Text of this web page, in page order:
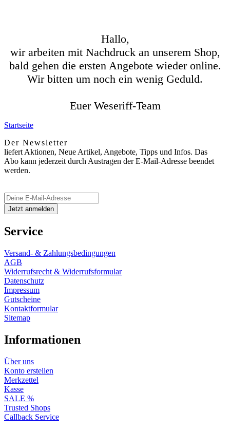
Hallo,
wir arbeiten mit Nachdruck an unserem Shop,
bald gehen die ersten Angebote wieder online.
Wir bitten um noch ein wenig Geduld.
Euer Weseriff-Team
Startseite
Der Newsletter
liefert Aktionen, Neue Artikel, Angebote, Tipps und Infos. Das
Abo kann jederzeit durch Austragen der E-Mail-Adresse beendet
werden.
Service
Versand- & Zahlungsbedingungen
AGB
Widerrufsrecht & Widerrufsformular
Datenschutz
Impressum
Gutscheine
Kontaktformular
Sitemap
Informationen
Über uns
Konto erstellen
Merkzettel
Kasse
SALE %
Trusted Shops
Callback Service